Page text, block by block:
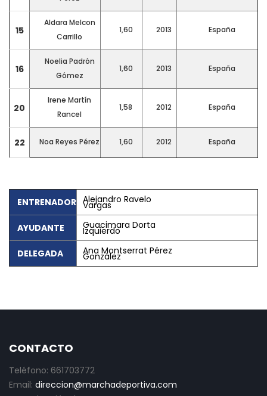
15
Aldara Melcon
Carrillo
1,60 2013 España
16
Noelia Padrón
Gómez
1,60 2013 España
20
Irene Martín
Rancel
1,58 2012 España
22 Noa Reyes Pérez 1,60 2012 España
ENTRENADOR Alejandro Ravelo
Vargas
AYUDANTE
Guacimara Dorta
Izquierdo
DELEGADA
Ana Montserrat Pérez
González
CONTACTO
Teléfono: 661703772
Email: direccion@marchadeportiva.com